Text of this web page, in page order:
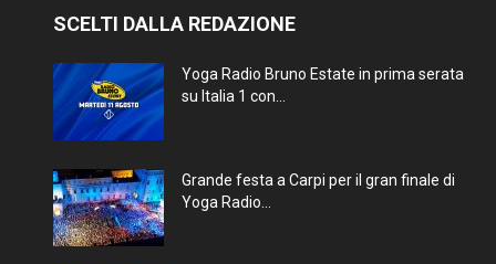
SCELTI DALLA REDAZIONE
Yoga Radio Bruno Estate in prima serata
su Italia 1 con...
Grande festa a Carpi per il gran finale di
Yoga Radio...